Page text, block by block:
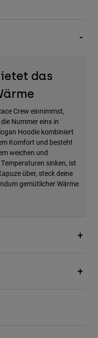
das
Crew einnimmst,
Nummer eins in
Hoodie kombiniert
Komfort und besteht
weichen und
sinken, ist
über, steck deine
gemütlicher Wärme